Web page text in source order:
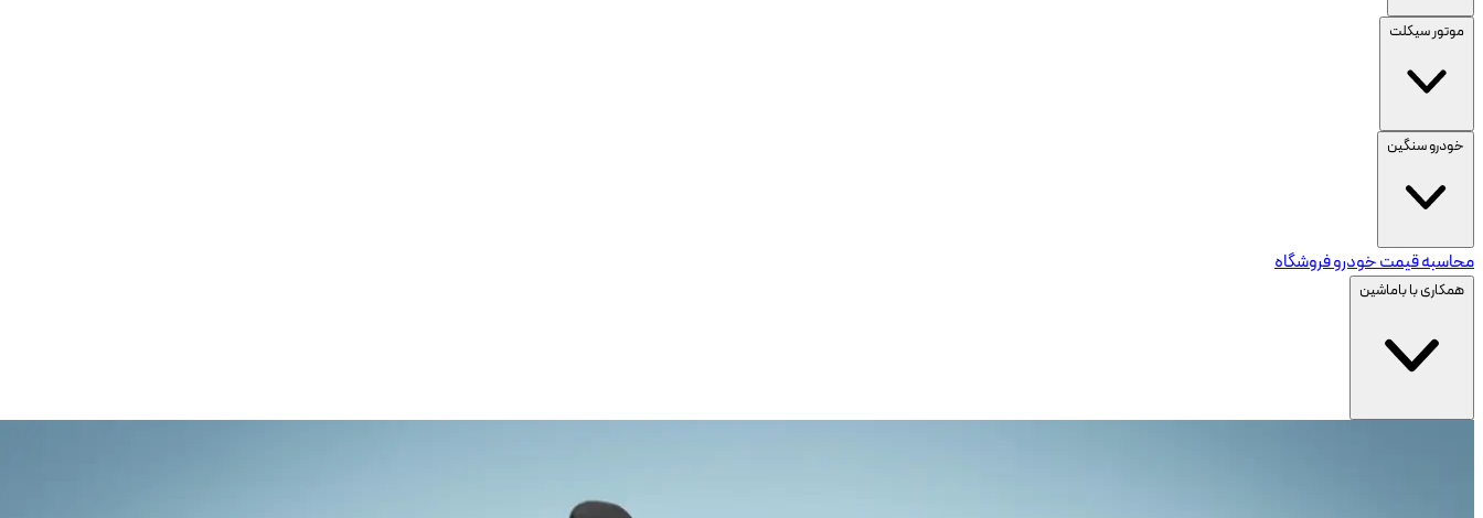
موتور سیکلت
خودرو سنگین
محاسبه قیمت خودروفروشگاه
همکاری با باماشین